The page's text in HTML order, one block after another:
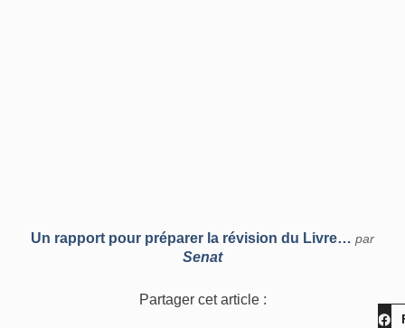
Un rapport pour préparer la révision du Livre… par
Senat
Partager cet article :